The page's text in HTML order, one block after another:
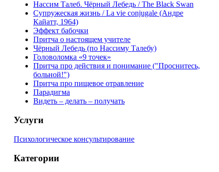
Нассим Талеб. Чёрный Лебедь / The Black Swan
Супружеская жизнь / La vie conjugale (Андре
Кайатт, 1964)
Эффект бабочки
Притча о настоящем учителе
Чёрный Лебедь (по Нассиму Талебу)
Головоломка «9 точек»
Притча про действия и понимание ("Проснитесь,
больной!")
Притча про пищевое отравление
Парадигма
Видеть – делать – получать
Услуги
Психологическое консультирование
Категории